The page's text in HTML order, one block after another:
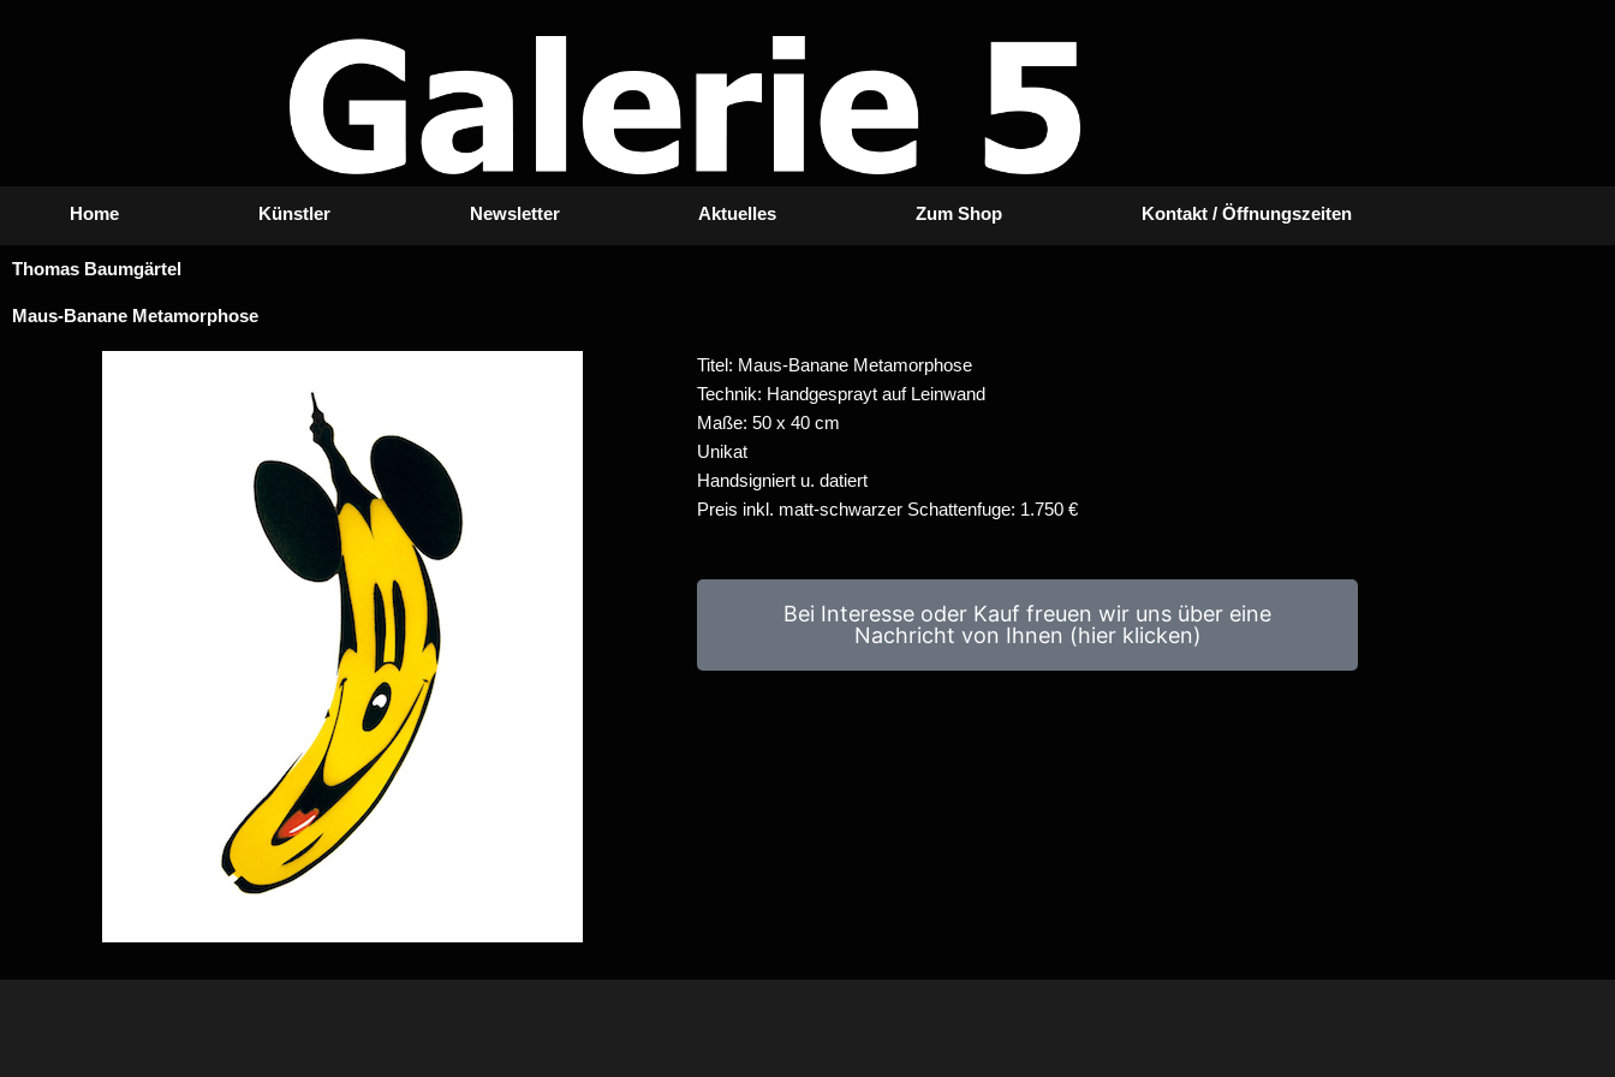
Home Künstler Newsletter Aktuelles Zum Shop Kontakt / Öffnungszeiten
Thomas Baumgärtel
Maus-Banane Metamorphose
Titel: Maus-Banane Metamorphose
Technik: Handgesprayt auf Leinwand
Maße: 50 x 40 cm
Unikat
Handsigniert u. datiert
Preis inkl. matt-schwarzer Schattenfuge: 1.750 €
Bei Interesse oder Kauf freuen wir uns über eine
Nachricht von Ihnen (hier klicken)